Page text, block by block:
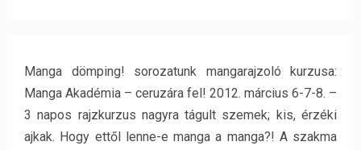
Manga dömping! sorozatunk mangarajzoló kurzusa:
Manga Akadémia – ceruzára fel! 2012. március 6-7-8. –
3 napos rajzkurzus nagyra tágult szemek; kis, érzéki
ajkak. Hogy ettől lenne-e manga a manga?! A szakma